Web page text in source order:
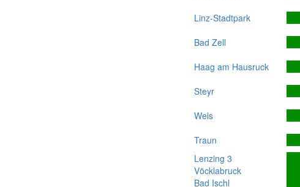
Linz-Stadtpark
Bad Zell
Haag am Hausruck
Steyr
Wels
Traun
Lenzing 3
Vöcklabruck
Bad Ischl